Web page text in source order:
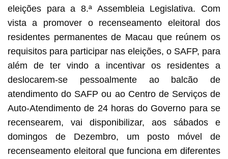
eleições para a 8.ª Assembleia Legislativa. Com
vista a promover o recenseamento eleitoral dos
residentes permanentes de Macau que reúnem os
requisitos para participar nas eleições, o SAFP, para
além de ter vindo a incentivar os residentes a
deslocarem-se pessoalmente ao balcão de
atendimento do SAFP ou ao Centro de Serviços de
Auto‑Atendimento de 24 horas do Governo para se
recensearem, vai disponibilizar, aos sábados e
domingos de Dezembro, um posto móvel de
recenseamento eleitoral que funciona em diferentes